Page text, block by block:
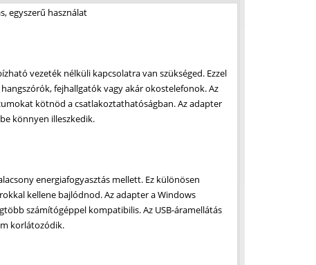
egyszerű használat
vezeték nélküli kapcsolatra van szükséged. Ezzel
fejhallgatók vagy akár okostelefonok. Az
kötnöd a csatlakoztathatóságban. Az adapter
könnyen illeszkedik.
energiafogyasztás mellett. Ez különösen
kellene bajlódnod. Az adapter a Windows
számítógéppel kompatibilis. Az USB-áramellátás
korlátozódik.